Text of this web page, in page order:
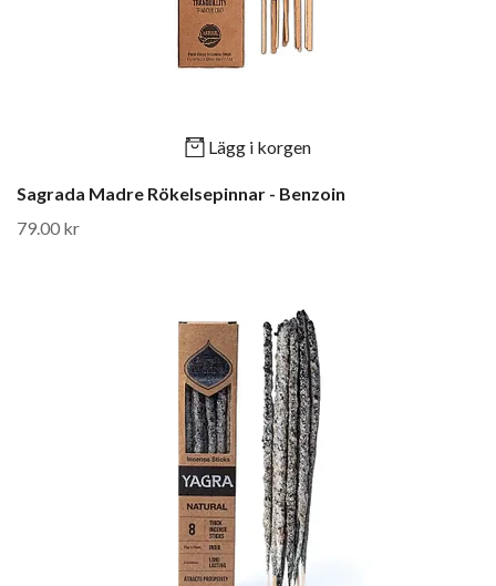
Lägg i korgen
Sagrada Madre Rökelsepinnar - Benzoin
79.00 kr